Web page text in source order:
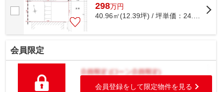
298万円
40.96㎡(12.39坪) / 坪単価： 24.05 万円
会員限定
会員登録をして限定物件を見る